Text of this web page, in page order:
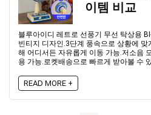
이템 비교
블루아이디 레트로 선풍기 무선 탁상용
빈티지 디자인.3단계 풍속으로 상황에
해 어디서든 자유롭게 이동 가능.저소음
용 가능.로켓배송으로 빠르게 받아볼 수
READ MORE +